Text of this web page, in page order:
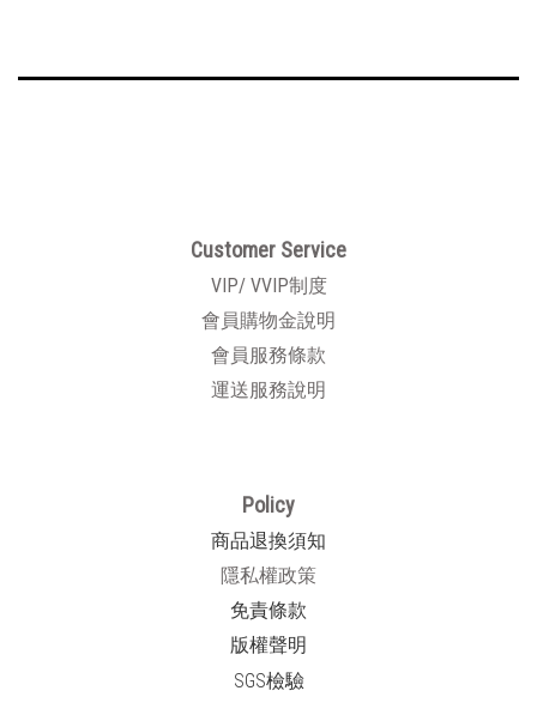
Customer Service
VIP/ VVIP制度
會員購物金說明
會員服務條款
運送服務說明
Policy
商品退換須知
隱私權政策
免責條款
版權聲明
SGS檢驗